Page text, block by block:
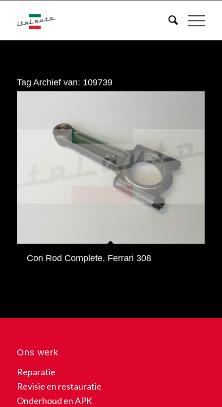
Tag Archief van: 109739
Con Rod Complete, Ferrari 308
Ons werk
Reparatie
Revisie en restauratie
Onderhoud en APK